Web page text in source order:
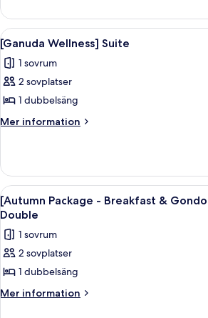
Package
for
2]
Superior
Twin
Park
&
Breakfast
Package
for
2]
Twin
Öppna
alla
foton
för
[Ganuda
Wellness]
[Ganuda
11
[Ganuda Wellness] Suite
1 sovrum
2 sovplatser
1 dubbelsäng
Mer information
Mer
Wellness]
Suite
Öppna
alla
foton
för
[Autumn
Package
-
Ett
8
[Autumn Package - Breakfast &
Double
1 sovrum
2 sovplatser
1 dubbelsäng
Mer information
Mer